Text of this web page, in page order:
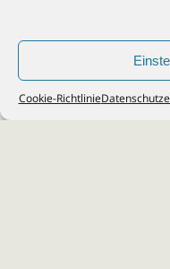
Cookie-Richtlinie
© 2026Steuerberater Kempf,